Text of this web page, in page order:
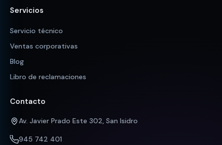
Servicios
Servicio técnico
Ventas corporativas
Blog
Libro de reclamaciones
Contacto
Av. Javier Prado Este 302, San Isidro
945 742 401